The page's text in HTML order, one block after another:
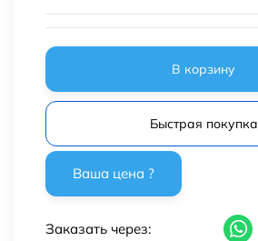
В корзину
Быстрая покупка
Заказать через: